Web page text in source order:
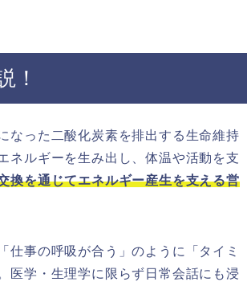
！
なった二酸化炭素を排出する生命維持
ネルギーを生み出し、体温や活動を支
換を通じてエネルギー産生を支える営
仕事の呼吸が合う」のように「タイミ
医学・生理学に限らず日常会話にも浸